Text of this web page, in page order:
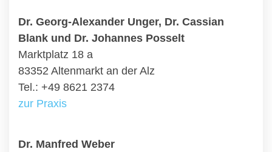
Dr. Georg-Alexander Unger, Dr. Cassian
Blank und Dr. Johannes Posselt
Marktplatz 18 a
83352 Altenmarkt an der Alz
Tel.: +49 8621 2374
zur Praxis
Dr. Manfred Weber